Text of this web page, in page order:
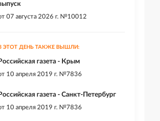
07 августа 2026 г. №10012
ЭТОТ ДЕНЬ ТАКЖЕ ВЫШЛИ:
Российская газета - Крым
10 апреля 2019 г. №7836
Российская газета - Санкт-Петербург
10 апреля 2019 г. №7836